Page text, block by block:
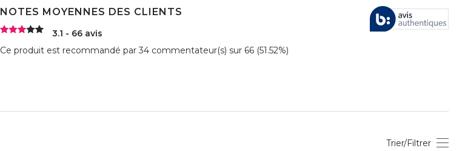
NOTES MOYENNES DES CLIENTS
3.1 - 66 avis
Ce produit est recommandé par 34 commentateur(s) sur 66 (51.52%)
Trier/Filtrer